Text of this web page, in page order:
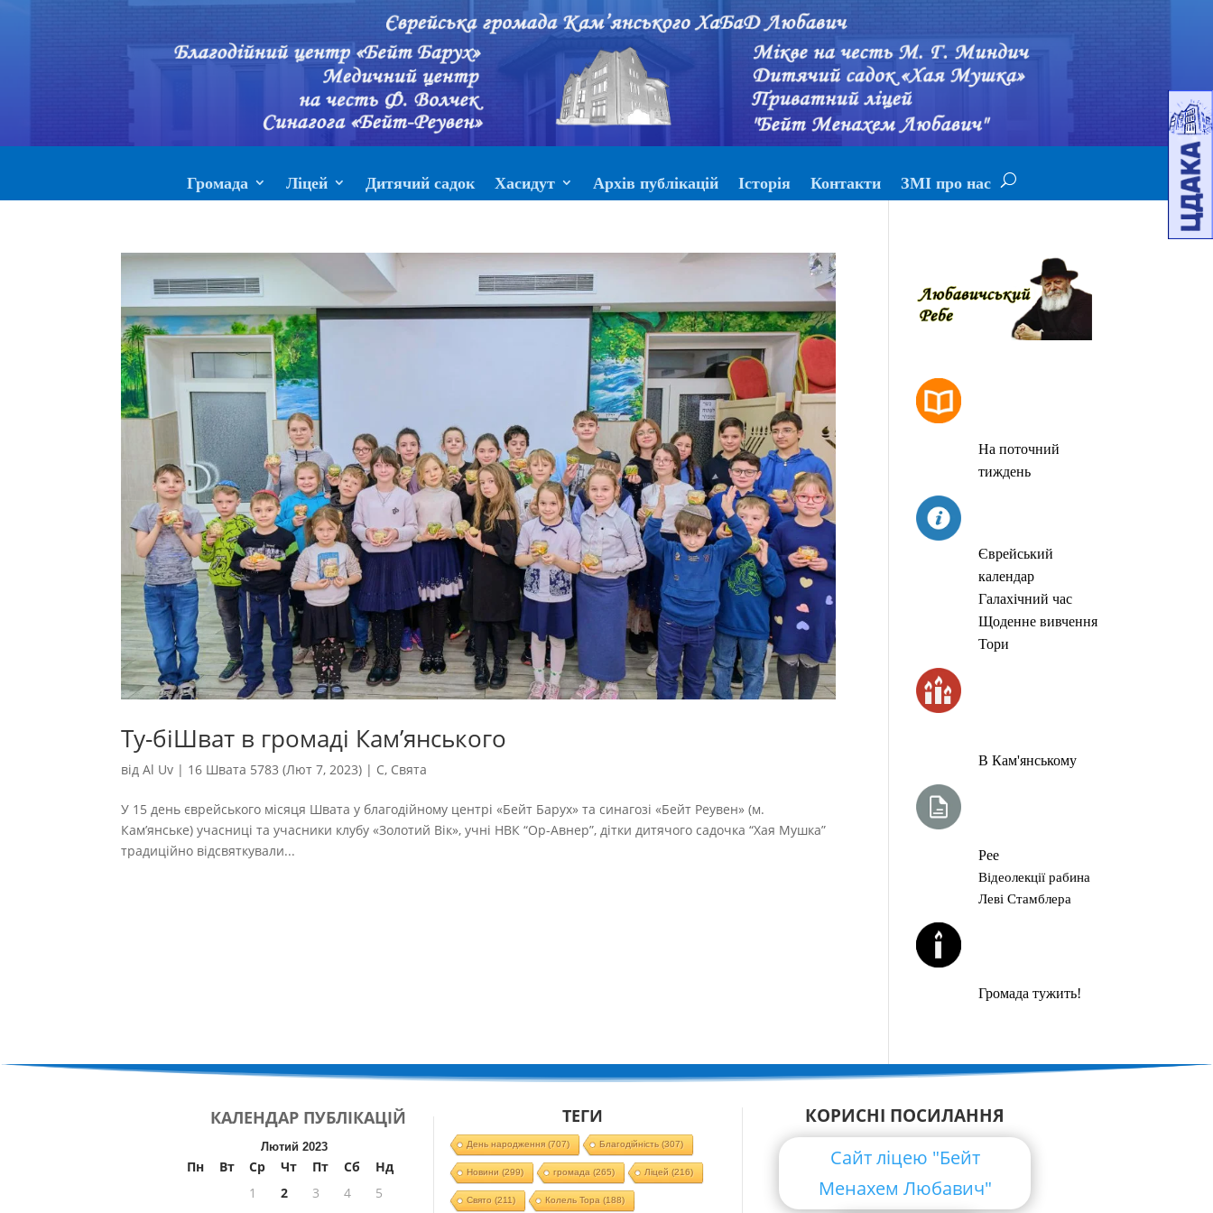
Громада Ліцей Дитячий садок Хасидут Архів публікацій Історія Контакти ЗМІ про нас
Ту-біШват в громаді Кам’янського
відAl Uv | 16 Швата 5783 (Лют 7, 2023) | С, Свята
У 15 день єврейського місяця Швата у благодійному центрі «Бейт Барух» та синагозі «Бейт Реувен» (м.
Кам’янське) учасниці та учасники клубу «Золотий Вік», учні НВК “Ор-Авнер”, дітки дитячого садочка “Хая Мушка”
традиційно відсвяткували...
На поточний
тиждень
Єврейський
календар
Галахічний час
Щоденне вивчення
Тори
В Кам'янському
Рее
Відеолекції рабина
Леві Стамблера
Громада тужить!
КАЛЕНДАР ПУБЛІКАЦІЙ
Лютий 2023
Пн Вт Ср Чт Пт Сб
Нд
1
2 3 4
5
ТЕГИ
День народження(707) Благодійність (307)
Новини (299) громада (265) Ліцей (216)
Свято (211) Колель Тора (188)
КОРИСНІ ПОСИЛАННЯ
Сайт ліцею "Бейт
Менахем Любавич"